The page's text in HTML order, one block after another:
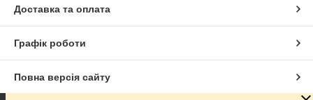
Доставка та оплата
Графік роботи
Повна версія сайту